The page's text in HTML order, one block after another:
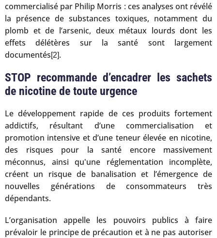
commercialisé par Philip Morris : ces analyses ont révélé
la présence de substances toxiques, notamment du
plomb et de l’arsenic, deux métaux lourds dont les
effets délétères sur la santé sont largement
documentés[2].
STOP recommande d’encadrer les sachets
de nicotine de toute urgence
Le développement rapide de ces produits fortement
addictifs, résultant d’une commercialisation et
promotion intensive et d’une teneur élevée en nicotine,
des risques pour la santé encore massivement
méconnus, ainsi qu'une réglementation incomplète,
créent un risque de banalisation et l’émergence de
nouvelles générations de consommateurs très
dépendants.
L’organisation appelle les pouvoirs publics à faire
prévaloir le principe de précaution et à ne pas autoriser